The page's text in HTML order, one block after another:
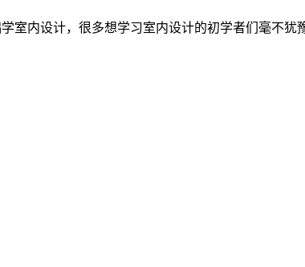
室内设计，很多想学习室内设计的初学者们毫不